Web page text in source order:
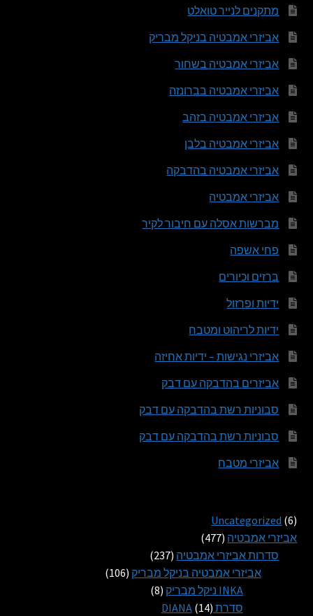
מתקנים לנייר טואלט
אביזרי אמבטיה בניקל מבריק
אביזרי אמבטיה בשחור
אביזרי אמבטיה בברונזה
אביזרי אמבטיה בזהב
אביזרי אמבטיה בלבן
אביזרי אמבטיה בהדבקה
אביזרי אמבטיה
מברשות אסלה עם חיבור לקיר
פחי אשפה
ברזים וכיורים
ידיות ופרזול
ידיות לריהוט ומטבח
אביזרי נגישות – ידיות אחיזה
אביזרים בהדבקה עם דבק
סבוניות רשת בהדבקה עם דבק
סבוניות רשת בהדבקה עם דבק
אביזרי מטבח
Uncategorized 6
6
מוצרים
אביזרי אמבטיה 477
477
מוצרים
סדרות אביזרי אמבטיה 237
237
מוצרים
אביזרי אמבטיה בניקל מבריק 106
106
INKA ניקל מבריק 8
8
סדרת DIANA 14
14